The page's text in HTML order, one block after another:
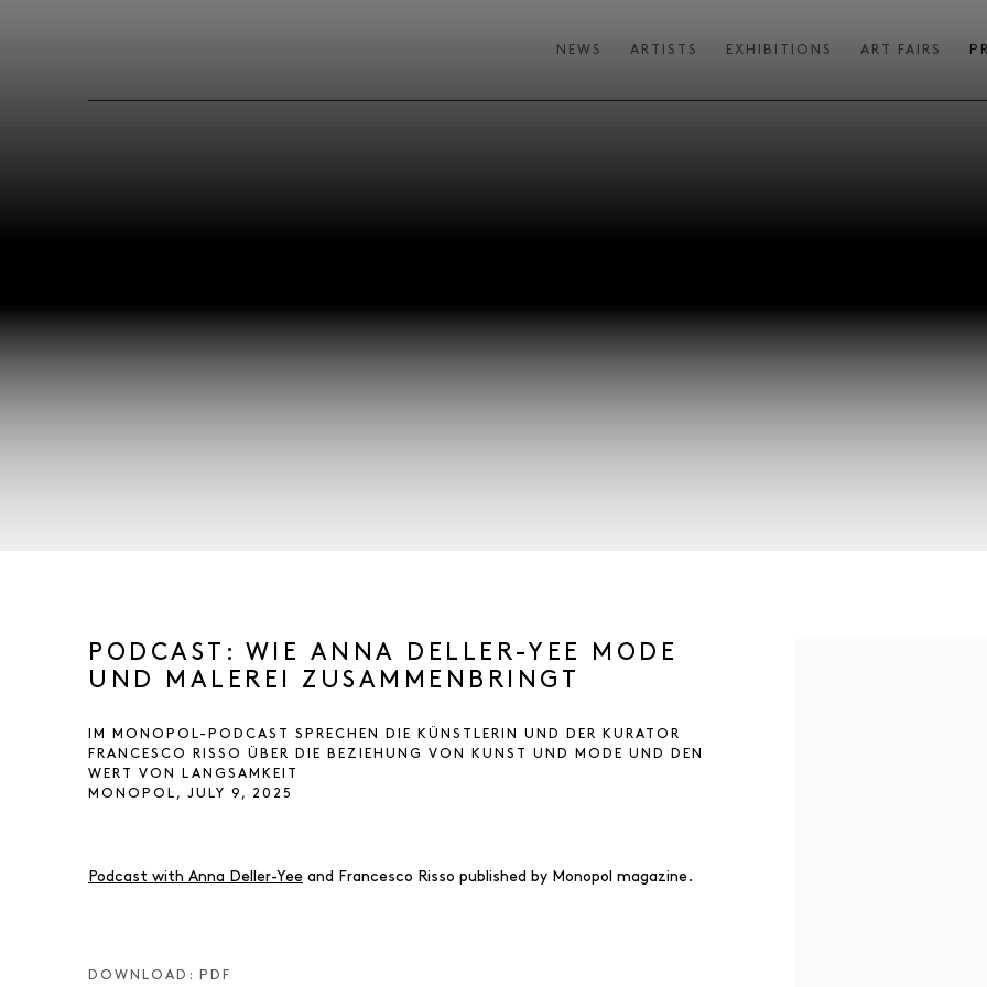
NEWS ARTISTS EXHIBITIONS ART FAIRS
PODCAST: WIE ANNA DELLER-YEE MODE
UND MALEREI ZUSAMMENBRINGT
IM MONOPOL-PODCAST SPRECHEN DIE KÜNSTLERIN UND DER KURATOR
FRANCESCO RISSO ÜBER DIE BEZIEHUNG VON KUNST UND MODE UND DEN
WERT VON LANGSAMKEIT
MONOPOL, JULY 9, 2025
Podcast with Anna Deller-Yee and Francesco Risso published by Monopol magazine.
DOWNLOAD: PDF